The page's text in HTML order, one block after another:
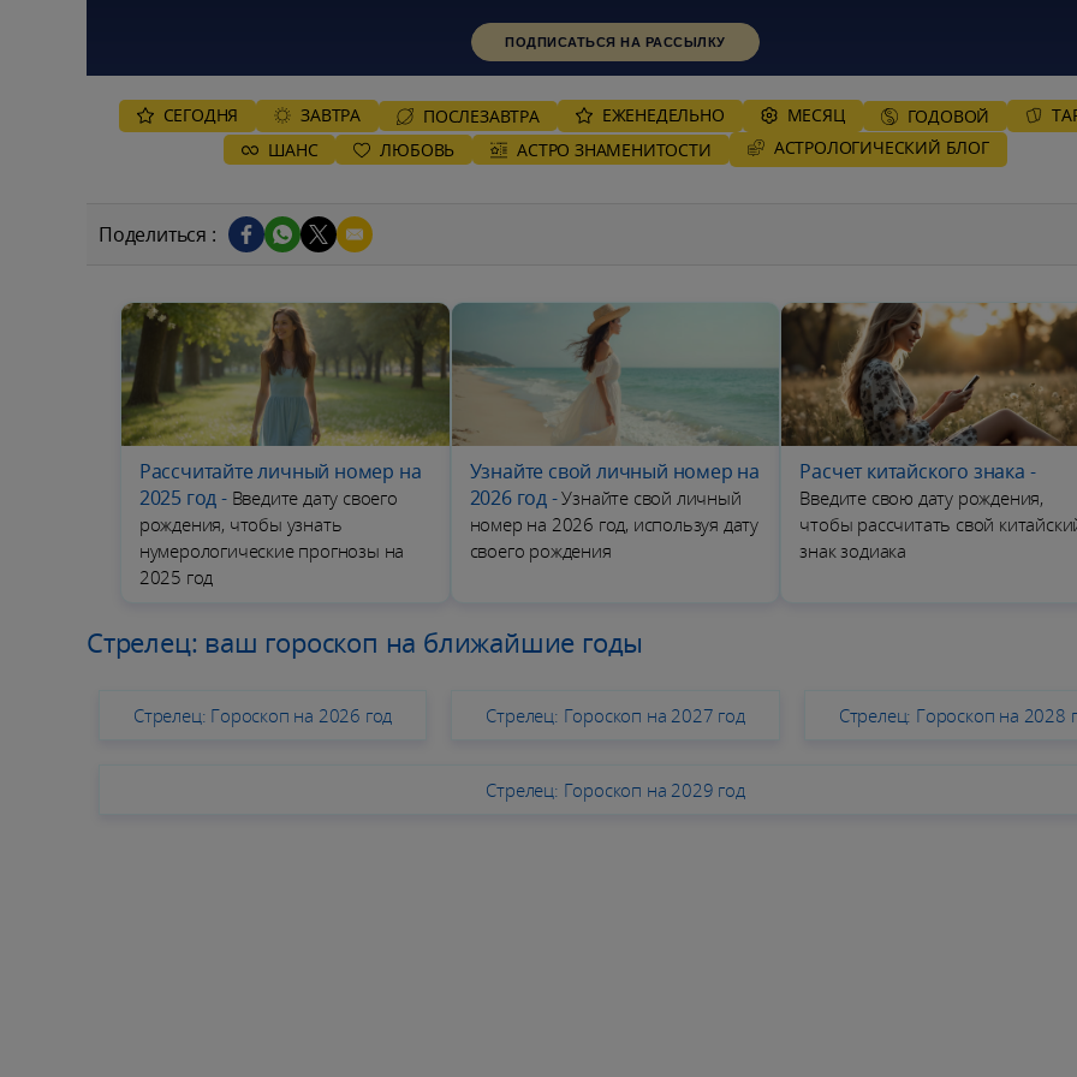
ПОДПИСАТЬСЯ НА РАССЫЛКУ
СЕГОДНЯ ЗАВТРА ПОСЛЕЗАВТРА ЕЖЕНЕДЕЛЬНО MЕСЯЦ ГОДОВОЙ
ШАНС
ЛЮБОВЬ АСТРО ЗНАМЕНИТОСТИ AСТРОЛОГИЧЕСКИЙ БЛОГ
Поделиться :
Рассчитайте личный номер на
2025 год- Введите дату своего
рождения, чтобы узнать
нумерологические прогнозы на
2025 год
Узнайте свой личный номер на
2026 год-Узнайте свой личный
номер на 2026 год, используя дату
своего рождения
Расчет китайского знака -
Введите свою дату рождения,
чтобы рассчитать свой
знак зодиака
Стрелец: ваш гороскоп на ближайшие годы
Стрелец: Гороскоп на 2026 год Стрелец: Гороскоп на 2027 год Стрелец: Гороскоп на 2028
Стрелец: Гороскоп на 2029 год